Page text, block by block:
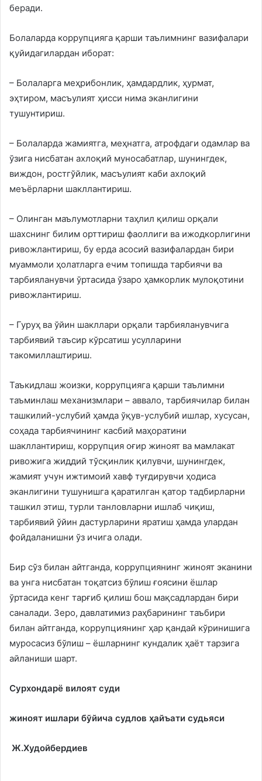
беради.
Болаларда коррупцияга қарши таълимнинг вазифалари
қуйидагилардан иборат:
– Болаларга меҳрибонлик, ҳамдардлик, ҳурмат,
эҳтиром, масъулият ҳисси нима эканлигини
тушунтириш.
– Болаларда жамиятга, меҳнатга, атрофдаги одамлар ва
ўзига нисбатан ахлоқий муносабатлар, шунингдек,
виждон, ростгўйлик, масъулият каби ахлоқий
меъёрларни шакллантириш.
– Олинган маълумотларни таҳлил қилиш орқали
шахснинг билим орттириш фаоллиги ва ижодкорлигини
ривожлантириш, бу ерда асосий вазифалардан бири
муаммоли ҳолатларга ечим топишда тарбиячи ва
тарбияланувчи ўртасида ўзаро ҳамкорлик мулоқотини
ривожлантириш.
– Гуруҳ ва ўйин шакллари орқали тарбияланувчига
тарбиявий таъсир кўрсатиш усулларини
такомиллаштириш.
Таъкидлаш жоизки, коррупцияга қарши таълимни
таъминлаш механизмлари – аввало, тарбиячилар билан
ташкилий-услубий ҳамда ўқув-услубий ишлар, хусусан,
соҳада тарбиячининг касбий маҳоратини
шакллантириш, коррупция оғир жиноят ва мамлакат
ривожига жиддий тўсқинлик қилувчи, шунингдек,
жамият учун ижтимоий хавф туғдирувчи ҳодиса
эканлигини тушунишга қаратилган қатор тадбирларни
ташкил этиш, турли танловларни ишлаб чиқиш,
тарбиявий ўйин дастурларини яратиш ҳамда улардан
фойдаланишни ўз ичига олади.
Бир сўз билан айтганда, коррупциянинг жиноят эканини
ва унга нисбатан тоқатсиз бўлиш ғоясини ёшлар
ўртасида кенг тарғиб қилиш бош мақсадлардан бири
саналади. Зеро, давлатимиз раҳбарининг таъбири
билан айтганда, коррупциянинг ҳар қандай кўринишига
муросасиз бўлиш – ёшларнинг кундалик ҳаёт тарзига
айланиши шарт.
Сурхондарё вилоят суди
жиноят ишлари бўйича судлов ҳайъати судьяси
Ж.Худойбердиев